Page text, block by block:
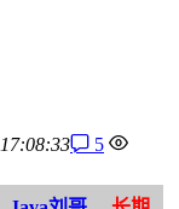
17:08:33
5